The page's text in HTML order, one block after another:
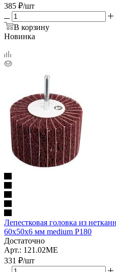
385 ₽/шт
В корзину
Новинка
Лепестковая головка из
60х50х6 мм medium Р180
Достаточно
Арт.: 121.02ME
331 ₽/шт